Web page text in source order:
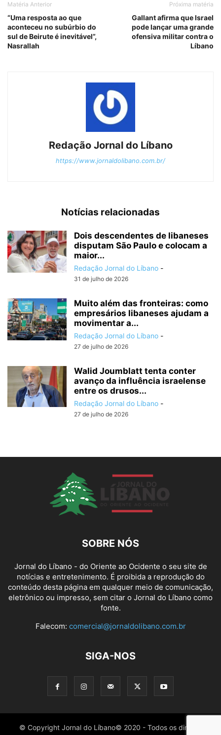
Matéria Anterior
“Uma resposta ao que
aconteceu no subúrbio do
sul de Beirute é inevitável”,
Nasrallah
Próxima matéria
Gallant afirma que Israel
pode lançar uma grande
ofensiva militar contra o
Líbano
Redação Jornal do Líbano
https://www.jornaldolibano.com.br/
Notícias relacionadas
Dois descendentes de libaneses
disputam São Paulo e colocam a
maior...
Redação Jornal do Líbano -
31 de julho de 2026
Muito além das fronteiras: como
empresários libaneses ajudam a
movimentar a...
Redação Jornal do Líbano -
27 de julho de 2026
Walid Joumblatt tenta conter
avanço da influência israelense
entre os drusos...
Redação Jornal do Líbano -
27 de julho de 2026
SOBRE NÓS
Jornal do Líbano - do Oriente ao Ocidente o seu site de
notícias e entretenimento. É proibida a reprodução do
conteúdo desta página em qualquer meio de comunicação,
eletrônico ou impresso, sem citar o Jornal do Líbano como
fonte.
Falecom: comercial@jornaldolibano.com.br
SIGA-NOS
© Copyright Jornal do Líbano© 2020 - Todos os direitos